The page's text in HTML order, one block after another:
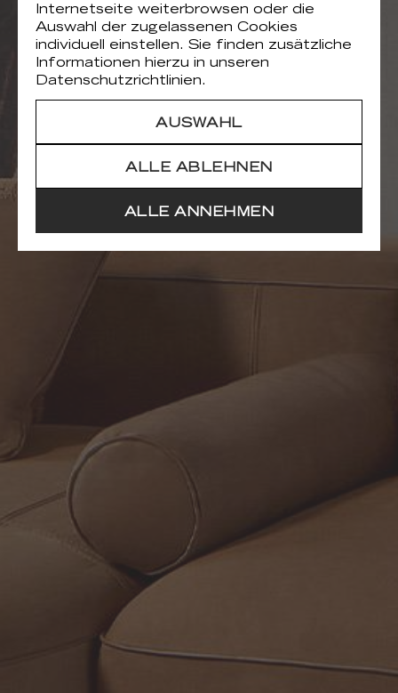
Internetseite weiterbrowsen oder die
Auswahl der zugelassenen Cookies
individuell einstellen. Sie finden zusätzliche
Informationen hierzu in unseren
Datenschutzrichtlinien.
AUSWAHL
ALLE ABLEHNEN
ALLE ANNEHMEN